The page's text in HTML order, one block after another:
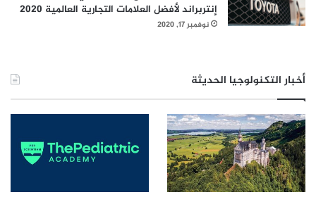
إنتربراند لأفضل العلامات التجارية العالمية 2020
نوفمبر 17, 2020
أخبار التكنولوجيا الحديثة